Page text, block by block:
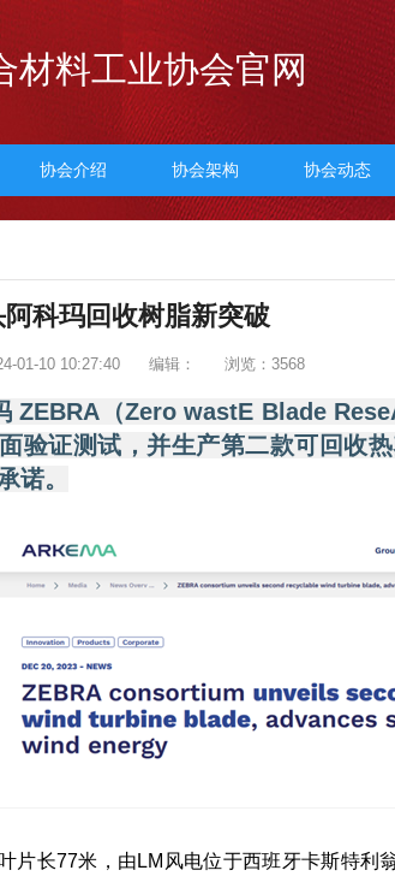
材料工业协会官网
协会介绍 协会架构 协会动态
科玛回收树脂新突破
01-10 10:27:40 编辑： 浏览：3568
ZEBRA（Zero wastE Blade
验证测试，并生产第二款可回收
诺。
片长77米，由LM风电位于西班牙卡斯特利